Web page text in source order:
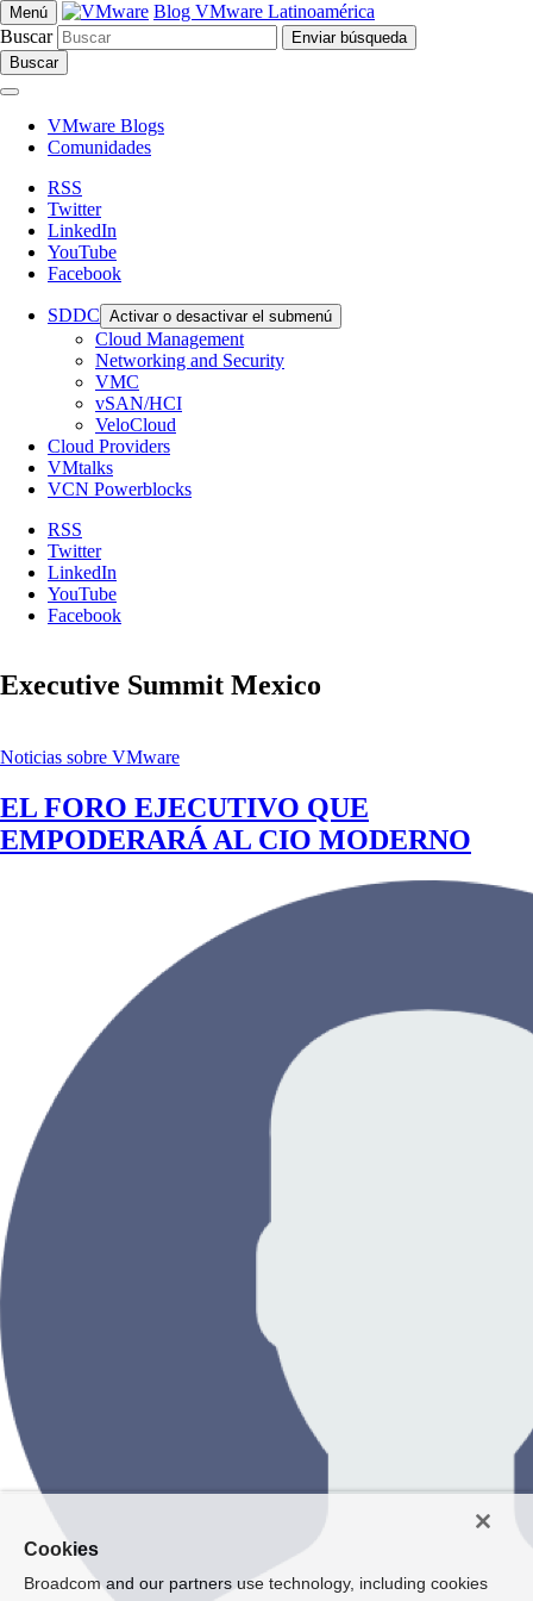
Menú
Blog VMware Latinoamérica
Buscar
Buscar
VMware Blogs
Comunidades
RSS
Twitter
LinkedIn
YouTube
Facebook
SDDC Activar o desactivar el submenú
Cloud Management
Networking and Security
VMC
vSAN/HCI
VeloCloud
Cloud Providers
VMtalks
VCN Powerblocks
RSS
Twitter
LinkedIn
YouTube
Facebook
Executive Summit Mexico
Noticias sobre VMware
EL FORO EJECUTIVO QUE
EMPODERARÁ AL CIO MODERNO
Cookies
Broadcom and our partners use technology, including cookies